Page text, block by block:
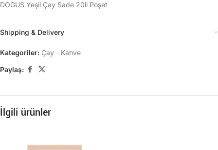
DOGUS Yeşil Çay Sade 20li Poşet
Shipping & Delivery
Kategoriler: Çay - Kahve
Paylaş:
İlgili ürünler